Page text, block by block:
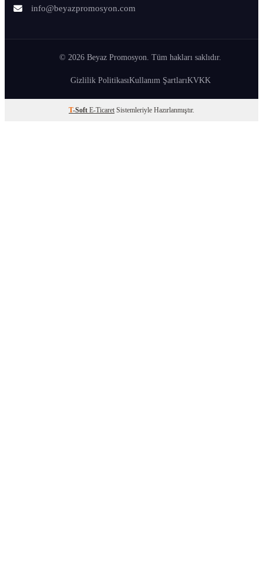
info@beyazpromosyon.com
© 2026 Beyaz Promosyon. Tüm hakları saklıdır.
Gizlilik PolitikasıKullanım ŞartlarıKVKK
T-Soft E-Ticaret Sistemleriyle Hazırlanmıştır.